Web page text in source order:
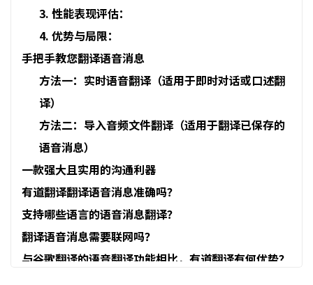
3. 性能表现评估：
4. 优势与局限：
手把手教您翻译语音消息
方法一：实时语音翻译（适用于即时对话或口述翻
译）
方法二：导入音频文件翻译（适用于翻译已保存的
语音消息）
一款强大且实用的沟通利器
有道翻译翻译语音消息准确吗？
支持哪些语言的语音消息翻译？
翻译语音消息需要联网吗？
与谷歌翻译的语音翻译功能相比，有道翻译有何优势？